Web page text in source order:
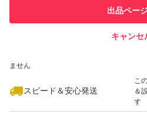
で
ません
スピード＆安心発送
こ
＆
す
出品ペー
キャンセ